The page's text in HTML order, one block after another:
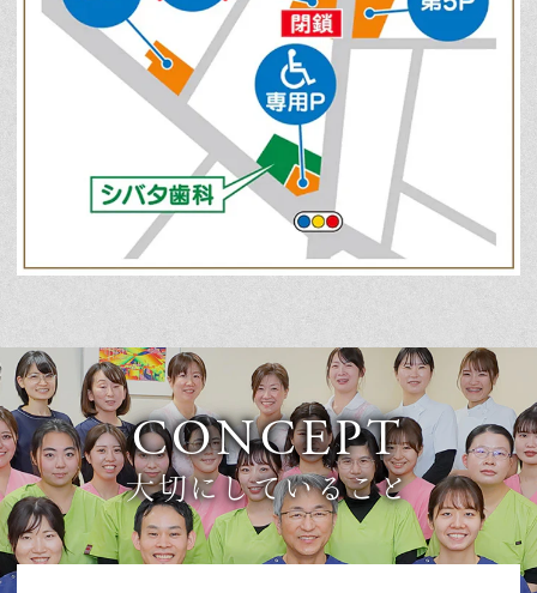
CONCEPT
大切にしていること